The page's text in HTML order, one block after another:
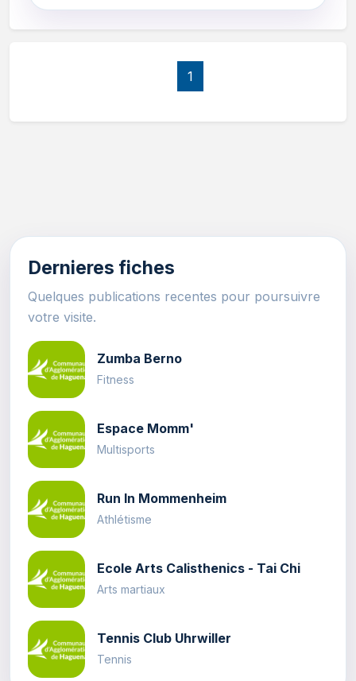
1
Dernieres fiches
Quelques publications recentes pour poursuivre
votre visite.
Zumba Berno
Fitness
Espace Momm'
Multisports
Run In Mommenheim
Athlétisme
Ecole Arts Calisthenics - Tai Chi
Arts martiaux
Tennis Club Uhrwiller
Tennis